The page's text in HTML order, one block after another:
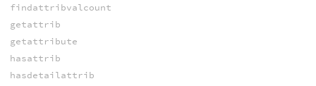
findattribvalcount
getattrib
getattribute
hasattrib
hasdetailattrib